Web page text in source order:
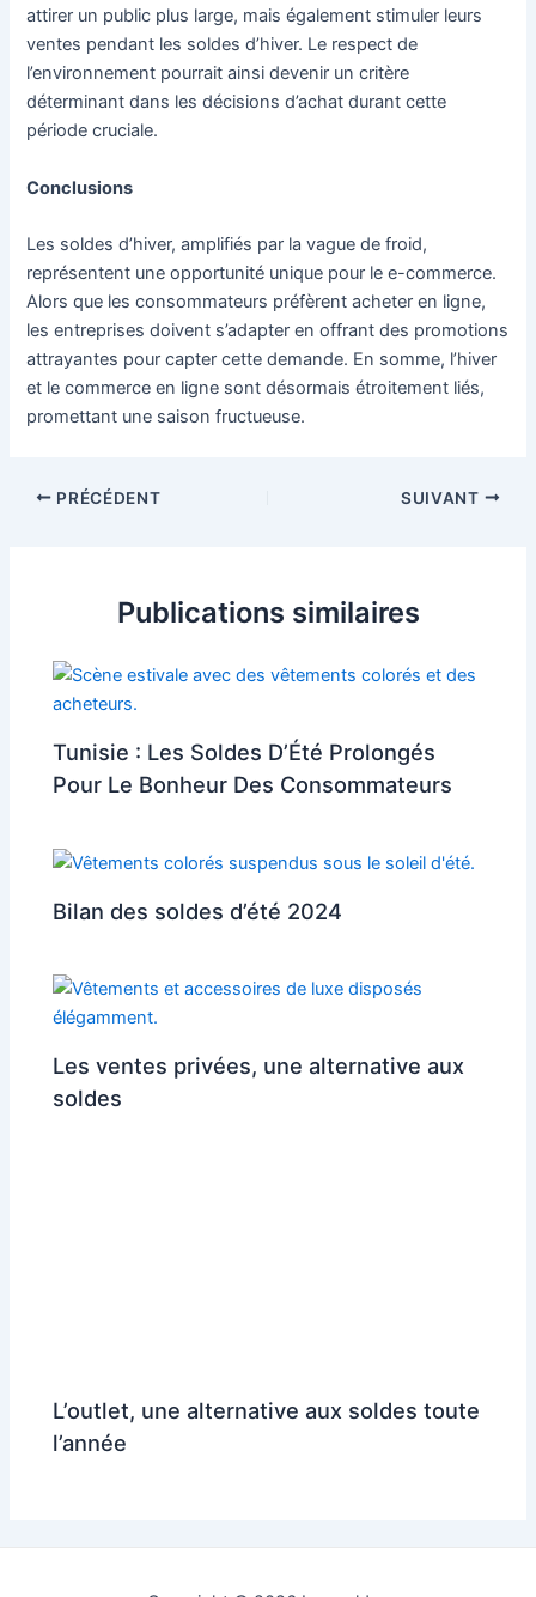
attirer un public plus large, mais également stimuler leurs
ventes pendant les soldes d’hiver. Le respect de
l’environnement pourrait ainsi devenir un critère
déterminant dans les décisions d’achat durant cette
période cruciale.
Conclusions
Les soldes d’hiver, amplifiés par la vague de froid,
représentent une opportunité unique pour le e-commerce.
Alors que les consommateurs préfèrent acheter en ligne,
les entreprises doivent s’adapter en offrant des promotions
attrayantes pour capter cette demande. En somme, l’hiver
et le commerce en ligne sont désormais étroitement liés,
promettant une saison fructueuse.
NavigationPRÉCÉDENT SUIVANT
Publications similaires
Tunisie : Les Soldes D’Été Prolongés
Pour Le Bonheur Des Consommateurs
Bilan des soldes d’été 2024
Les ventes privées, une alternative aux
soldes
L’outlet, une alternative aux soldes toute
l’année